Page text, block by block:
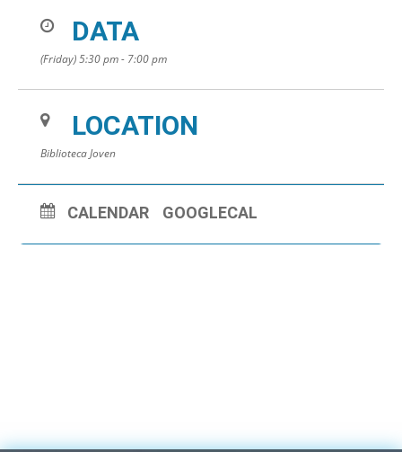
Plazas limitadas. Información e inscripciones en la biblioteca. (Plazas
DATA
(Friday) 5:30 pm - 7:00 pm
LOCATION
Biblioteca Joven
CALENDAR GOOGLECAL